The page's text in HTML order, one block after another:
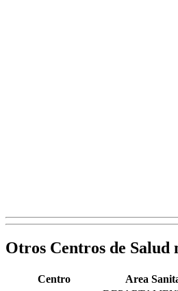
Otros Centros de Salud
Centro Area